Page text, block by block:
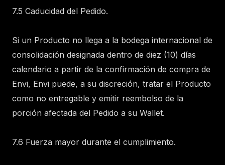
7.5 Caducidad del Pedido.
Si un Producto no llega a la bodega internacional de
consolidación designada dentro de diez (10) días
calendario a partir de la confirmación de compra de
Envi, Envi puede, a su discreción, tratar el Producto
como no entregable y emitir reembolso de la
porción afectada del Pedido a su Wallet.
7.6 Fuerza mayor durante el cumplimiento.